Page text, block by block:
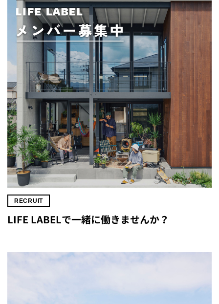
RECRUIT
LIFE LABELで一緒に働きませんか？